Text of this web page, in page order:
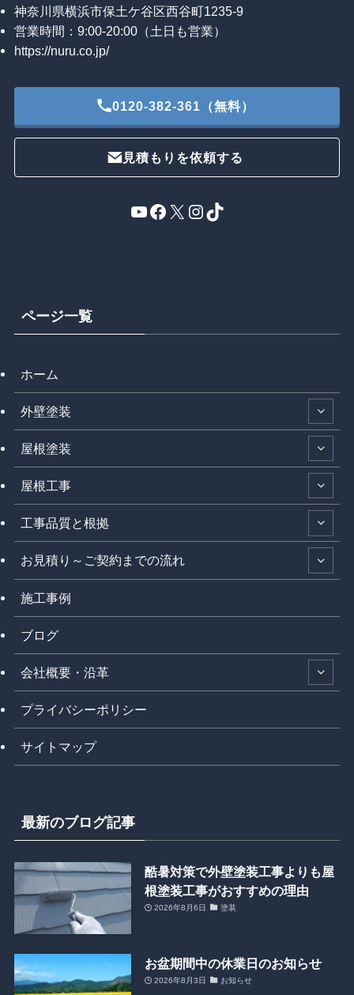
神奈川県横浜市保土ケ谷区西谷町1235-9
営業時間：9:00-20:00（土日も営業）
https://nuru.co.jp/
0120-382-361（無料）
見積もりを依頼する
YouTube
Facebook
X Instagram
TikTok
ページ一覧
ホーム
外壁塗装
屋根塗装
屋根工事
工事品質と根拠
お見積り～ご契約までの流れ
施工事例
ブログ
会社概要・沿革
プライバシーポリシー
サイトマップ
最新のブログ記事
酷暑対策で外壁塗装工事よりも屋
根塗装工事がおすすめの理由
2026年8月6日 塗装
お盆期間中の休業日のお知らせ
2026年8月3日 お知らせ